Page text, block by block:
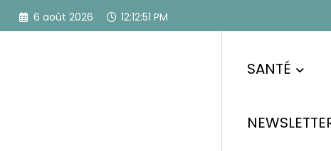
Aller
6 août 2026 12:12:53 PM
SANTÉ